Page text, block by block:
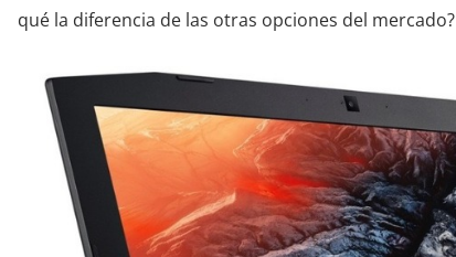
qué la diferencia de las otras opciones del mercado?